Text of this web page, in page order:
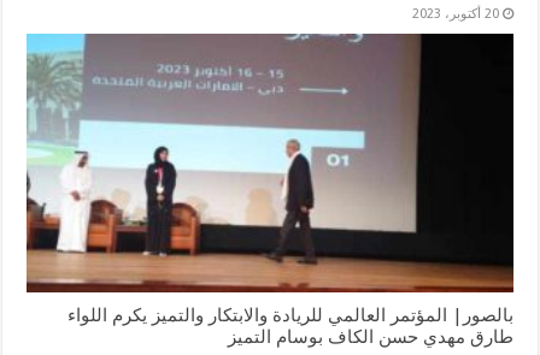
20 أكتوبر، 2023
بالصور| المؤتمر العالمي للريادة والابتكار والتميز يكرم اللواء
طارق مهدي حسن الكاف بوسام التميز